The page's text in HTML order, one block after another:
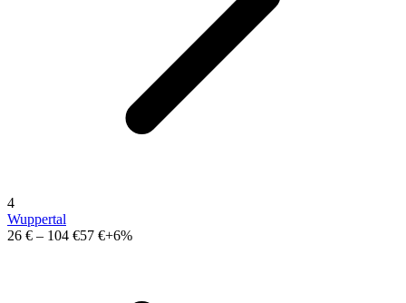
4
Wuppertal
26 € – 104 €57 €+6%